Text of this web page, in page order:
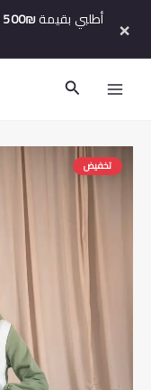
أطلبي بقيمة500₪ ×
البحث
تخفيض